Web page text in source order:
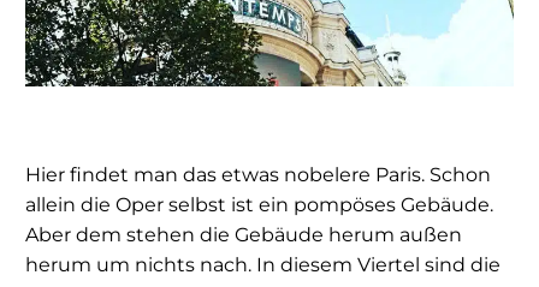
Hier findet man das etwas nobelere Paris. Schon
allein die Oper selbst ist ein pompöses Gebäude.
Aber dem stehen die Gebäude herum außen
herum um nichts nach. In diesem Viertel sind die